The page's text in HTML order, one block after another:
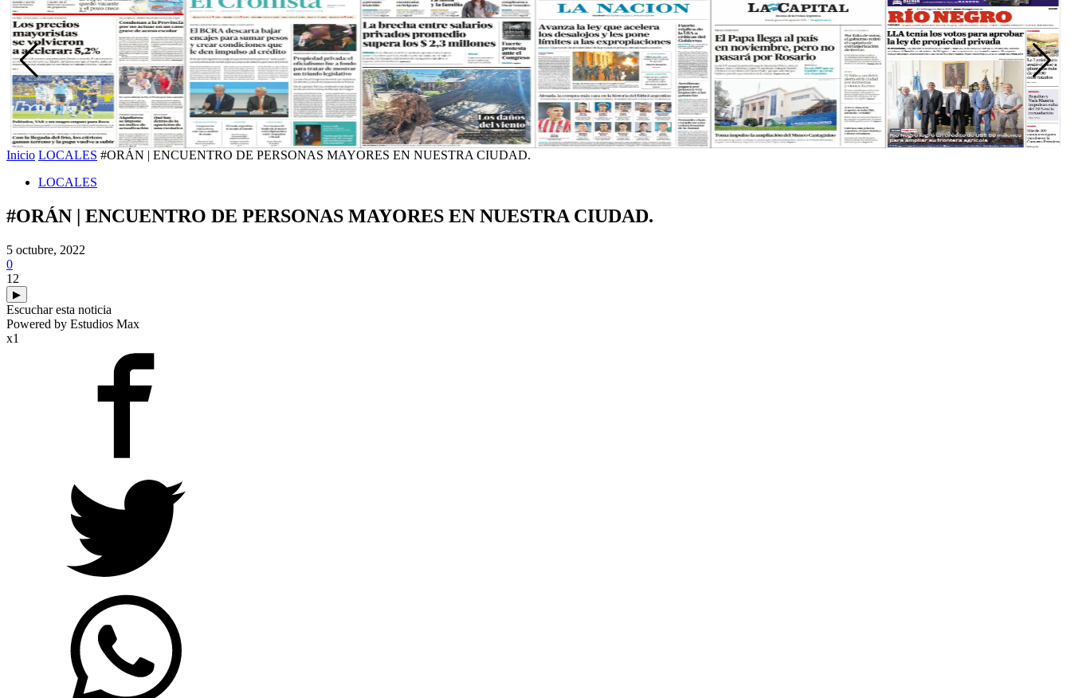
Inicio LOCALES #ORÁN | ENCUENTRO DE PERSONAS MAYORES EN NUESTRA CIUDAD.
LOCALES
#ORÁN | ENCUENTRO DE PERSONAS MAYORES EN NUESTRA CIUDAD.
5 octubre, 2022
0
12
▶
Escuchar esta noticia
Powered by Estudios Max
x1